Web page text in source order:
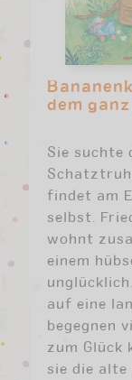
dem
Sie suchte
findet am
selbst.
wohnt
einem
auf eine
begegnen
zum Glück
sie die alte